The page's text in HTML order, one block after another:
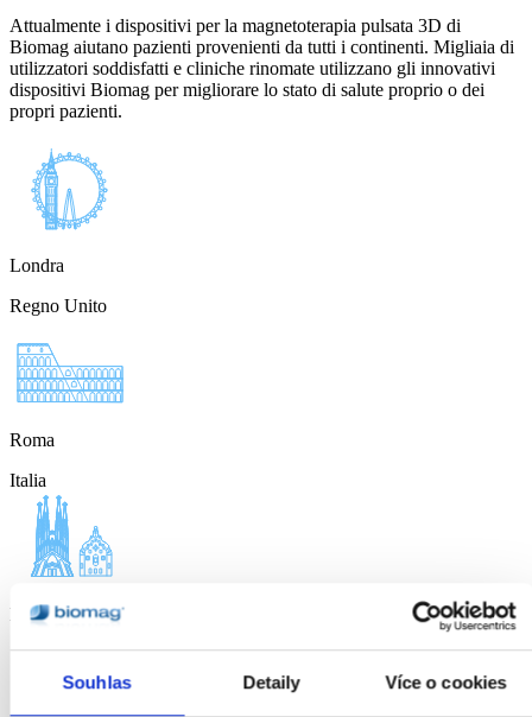
Souhlas Detaily Více o cookies
Attualmente i dispositivi per la magnetoterapia pulsata 3D di
Biomag aiutano pazienti provenienti da tutti i continenti. Migliaia di
utilizzatori soddisfatti e cliniche rinomate utilizzano gli innovativi
dispositivi Biomag per migliorare lo stato di salute proprio o dei
propri pazienti.
Londra
Regno Unito
Roma
Italia
Barcellona
Spagna